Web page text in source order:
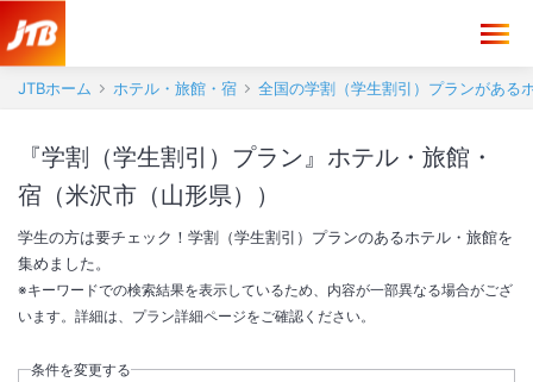
JTBホーム ホテル・旅館・宿 全国の学割（学生割引）プランがある
『学割（学生割引）プラン』ホテル・旅館・
宿（米沢市（山形県））
学生の方は要チェック！学割（学生割引）プランのあるホテル・旅館を
集めました。
※キーワードでの検索結果を表示しているため、内容が一部異なる場合がござ
います。詳細は、プラン詳細ページをご確認ください。
条件を変更する